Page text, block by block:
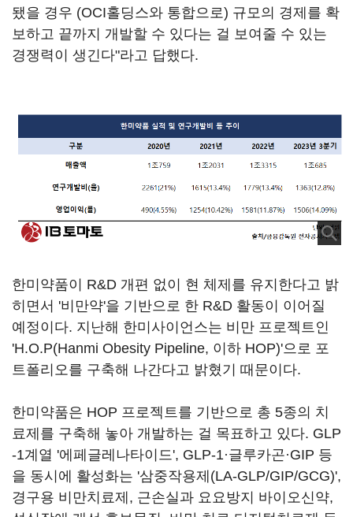
됐을 경우 (OCI홀딩스와 통합으로) 규모의 경제를 확
보하고 끝까지 개발할 수 있다는 걸 보여줄 수 있는
경쟁력이 생긴다"라고 답했다.
한미약품이 R&D 개편 없이 현 체제를 유지한다고 밝
히면서 '비만약'을 기반으로 한 R&D 활동이 이어질
예정이다. 지난해 한미사이언스는 비만 프로젝트인
'H.O.P(Hanmi Obesity Pipeline, 이하 HOP)'으로 포
트폴리오를 구축해 나간다고 밝혔기 때문이다.
한미약품은 HOP 프로젝트를 기반으로 총 5종의 치
료제를 구축해 놓아 개발하는 걸 목표하고 있다. GLP
-1계열 '에페글레나타이드', GLP-1·글루카곤·GIP 등
을 동시에 활성화는 '삼중작용제(LA-GLP/GIP/GCG)',
경구용 비만치료제, 근손실과 요요방지 바이오신약,